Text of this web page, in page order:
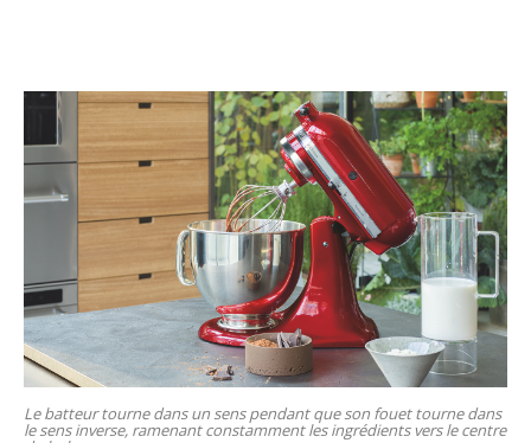
Le batteur tourne dans un sens pendant que son fouet tourne dans
le sens inverse, ramenant constamment les ingrédients vers le centre